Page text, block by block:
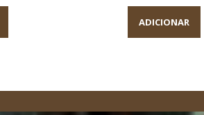
ADICIONAR